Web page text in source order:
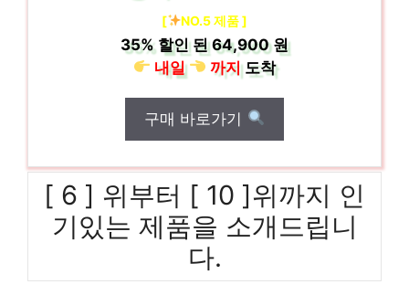
[ NO.5 제품 ]
35% 할인 된64,900 원
내일
까지도착
구매 바로가기
[ 6 ] 위부터 [ 10 ]위까지 인
기있는 제품을 소개드립니
다.